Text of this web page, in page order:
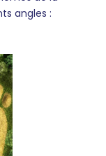
angles :